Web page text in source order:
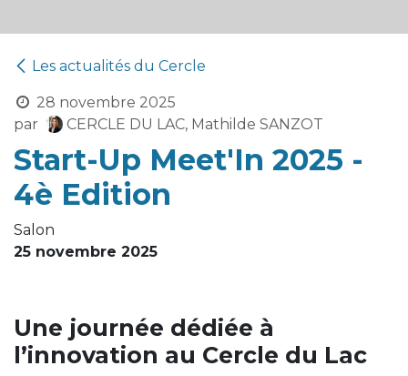
Les actualités du Cercle
28 novembre 2025
par
CERCLE DU LAC, Mathilde SANZOT
Start-Up Meet'In 2025 -
4è Edition
Salon
25 novembre 2025
Une journée dédiée à
l’innovation au Cercle du Lac